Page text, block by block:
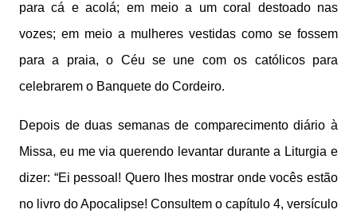
para cá e acolá; em meio a um coral destoado nas
vozes; em meio a mulheres vestidas como se fossem
para a praia, o Céu se une com os católicos para
celebrarem o Banquete do Cordeiro.
Depois de duas semanas de comparecimento diário à
Missa, eu me via querendo levantar durante a Liturgia e
dizer: “Ei pessoal! Quero lhes mostrar onde vocês estão
no livro do Apocalipse! Consultem o capítulo 4, versículo